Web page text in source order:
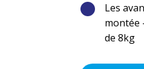
Les
montée
de 8kg